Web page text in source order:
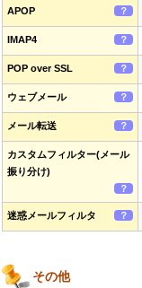
APOP ？
IMAP4 ？
POP over SSL ？
ウェブメール ？
メール転送 ？
カスタムフィルター(メール
振り分け)
？
迷惑メールフィルタ ？
その他